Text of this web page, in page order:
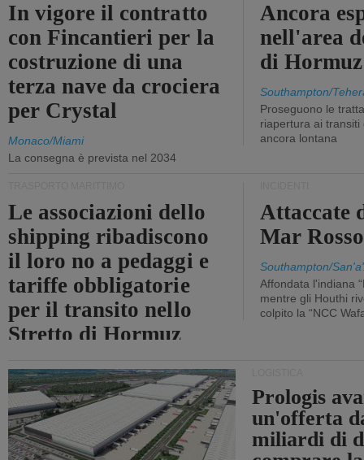
In vigore il contratto
con Fincantieri per la
costruzione di una
terza nave da crociera
per Crystal
Monaco/Miami
La consegna è prevista nel 2034
Ancora
nell'area
di Hormuz
Southampton/
Proseguono le
riapertura ai
ancora lontana
Le associazioni dello
shipping ribadiscono
il loro no a pedaggi e
tariffe obbligatorie
per il transito nello
Stretto di Hormuz
Attaccate
Mar Rosso
Southampton/
Affondata l'indiana
mentre gli Houthi
colpito la “NCC
Prologis
un'offerta
miliardi di